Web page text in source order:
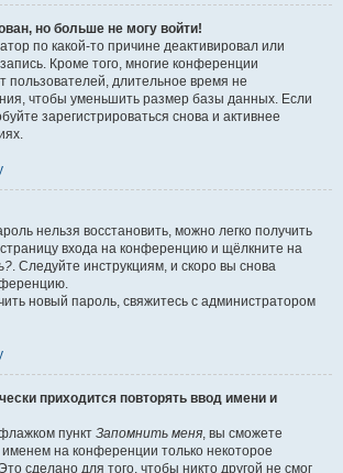
но больше не могу войти!
по какой-то причине деактивировал или
Кроме того, многие конференции
пользователей, длительное время не
чтобы уменьшить размер базы данных. Если
зарегистрироваться снова и активнее
нельзя восстановить, можно легко получить
входа на конференцию и щёлкните на
. Следуйте инструкциям, и скоро вы снова
новый пароль, свяжитесь с администратором
приходится повторять ввод имени и
пункт Запомнить меня, вы сможете
на конференции только некоторое
сделано для того, чтобы никто другой не смог